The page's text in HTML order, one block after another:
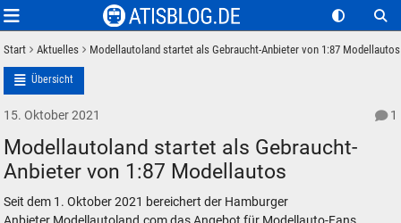
Start Aktuelles Modellautoland startet als Gebraucht-Anbieter von 1:87 Modellautos
Übersicht
15. Oktober 2021 1
Modellautoland startet als Gebraucht-
Anbieter von 1:87 Modellautos
Seit dem 1. Oktober 2021 bereichert der Hamburger